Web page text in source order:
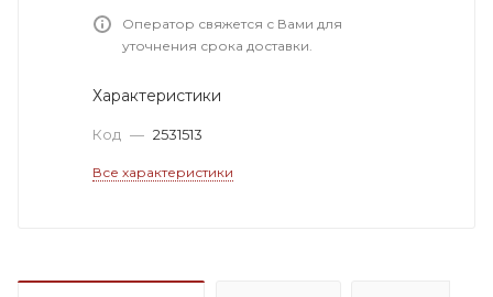
Оператор свяжется с Вами для
уточнения срока доставки.
Характеристики
Код — 2531513
Все характеристики